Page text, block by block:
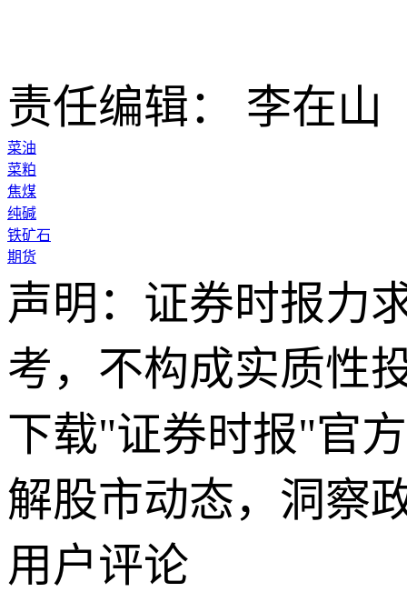
责任编辑： 李在山
菜油
菜粕
焦煤
纯碱
铁矿石
期货
声明：证券时报力
考，不构成实质性
下载"证券时报"官
解股市动态，洞察
用户评论